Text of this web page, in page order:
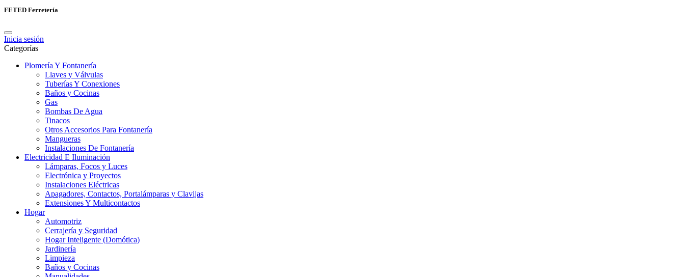
FETED Ferretería
Inicia sesión
Categorías
Plomería Y Fontanería
Llaves y Válvulas
Tuberías Y Conexiones
Baños y Cocinas
Gas
Bombas De Agua
Tinacos
Otros Accesorios Para Fontanería
Mangueras
Instalaciones De Fontanería
Electricidad E Iluminación
Lámparas, Focos y Luces
Electrónica y Proyectos
Instalaciones Eléctricas
Apagadores, Contactos, Portalámparas y Clavijas
Extensiones Y Multicontactos
Hogar
Automotriz
Cerrajería y Seguridad
Hogar Inteligente (Domótica)
Jardinería
Limpieza
Baños y Cocinas